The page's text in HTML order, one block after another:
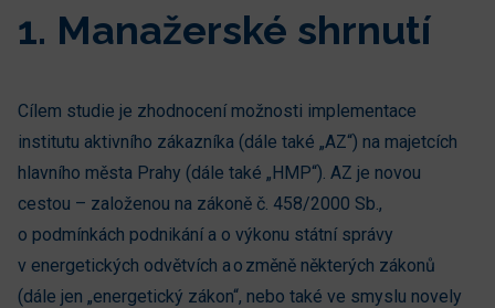
1. Manažerské shrnutí
Cílem studie je zhodnocení možnosti implementace
institutu aktivního zákazníka (dále také „AZ“) na majetcích
hlavního města Prahy (dále také „HMP“). AZ je novou
cestou – založenou na zákoně č. 458/2000 Sb.,
o podmínkách podnikání a o výkonu státní správy
v energetických odvětvích a o změně některých zákonů
(dále jen „energetický zákon“, nebo také ve smyslu novely